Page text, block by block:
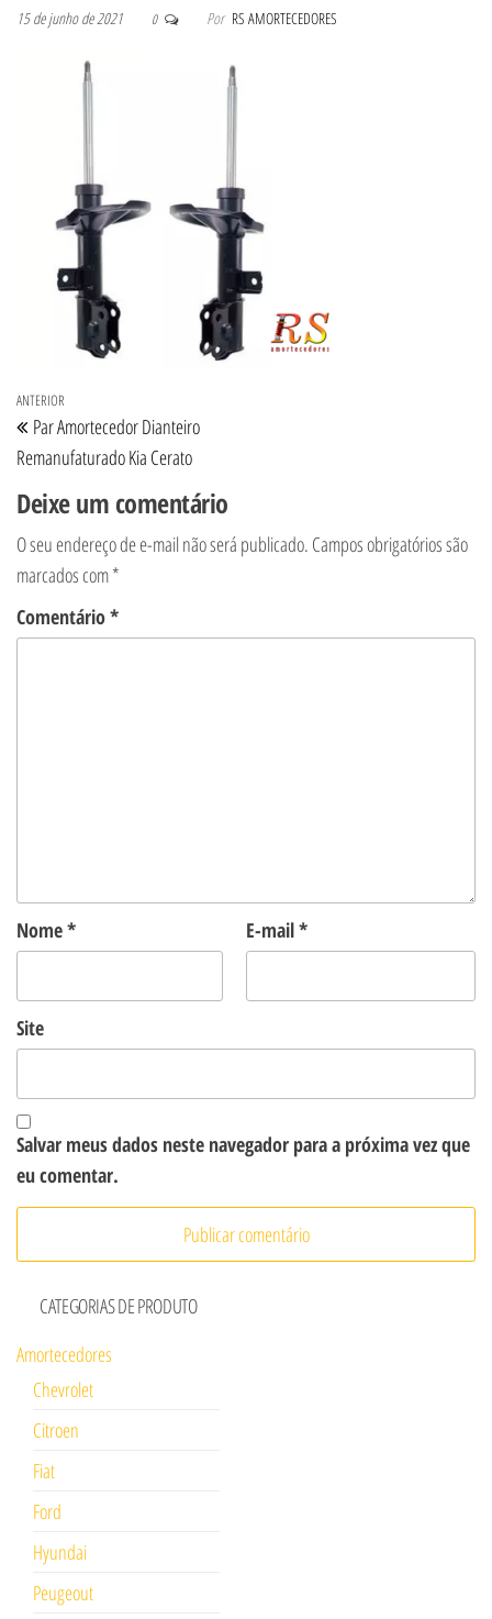
15 de junho de 2021 0 Por RS AMORTECEDORES
Navegação de Post
Post anterior
ANTERIOR
Par Amortecedor Dianteiro
Remanufaturado Kia Cerato
Deixe um comentário
O seu endereço de e-mail não será publicado. Campos obrigatórios são
marcados com*
Comentário*
Nome* E-mail*
Site
Salvar meus dados neste navegador para a próxima vez que
eu comentar.
CATEGORIAS DE PRODUTO
Amortecedores
Chevrolet
Citroen
Fiat
Ford
Hyundai
Peugeout